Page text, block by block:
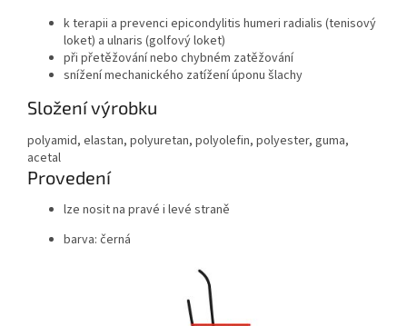
k terapii a prevenci epicondylitis humeri radialis (tenisový
loket) a ulnaris (golfový loket)
při přetěžování nebo chybném zatěžování
snížení mechanického zatížení úponu šlachy
Složení výrobku
polyamid, elastan, polyuretan, polyolefin, polyester, guma,
acetal
Provedení
lze nosit na pravé i levé straně
barva: černá